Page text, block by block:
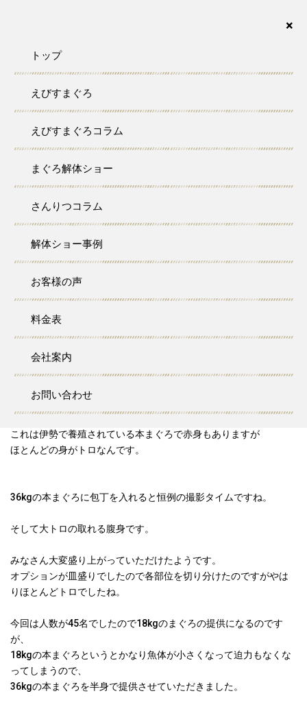
×
トップ
えびすまぐろ
えびすまぐろコラム
まぐろ解体ショー
さんりつコラム
解体ショー事例
お客様の声
料金表
会社案内
お問い合わせ
SANRITSU COLUMN
さんりつコラム
2018/06/11 ブログ
伊勢まぐろ解体ショー
中のお店が屋台になっています。
そこを貸し切っての解体ショーでした。
これは伊勢で養殖されている本まぐろで赤身もありますが
ほとんどの身がトロなんです。
36kgの本まぐろに包丁を入れると恒例の撮影タイムですね。
そして大トロの取れる腹身です。
みなさん大変盛り上がっていただけたようです。
オプションが皿盛りでしたので各部位を切り分けたのですがやは
りほとんどトロでしたね。
今回は人数が45名でしたので18kgのまぐろの提供になるのです
が、
18kgの本まぐろというとかなり魚体が小さくなって迫力もなくな
ってしまうので、
36kgの本まぐろを半身で提供させていただきました。